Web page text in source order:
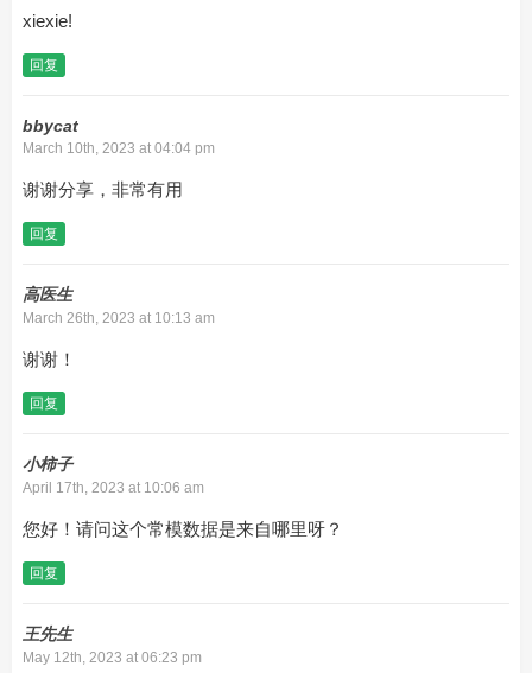
xiexie!
回复
bbycat
March 10th, 2023 at 04:04 pm
谢谢分享，非常有用
回复
高医生
March 26th, 2023 at 10:13 am
谢谢！
回复
小柿子
April 17th, 2023 at 10:06 am
您好！请问这个常模数据是来自哪里呀？
回复
王先生
May 12th, 2023 at 06:23 pm